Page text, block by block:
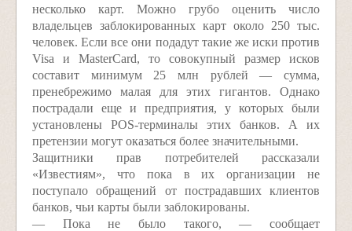
несколько карт. Можно грубо оценить число
владельцев заблокированных карт около 250 тыс.
человек. Если все они подадут такие же иски против
Visa и MasterCard, то совокупный размер исков
составит минимум 25 млн рублей — сумма,
пренебрежимо малая для этих гигантов. Однако
пострадали еще и предприятия, у которых были
установлены POS-терминалы этих банков. А их
претензии могут оказаться более значительными.
Защитники прав потребителей рассказали
«Известиям», что пока в их организации не
поступало обращений от пострадавших клиентов
банков, чьи карты были заблокированы.
— Пока не было такого, — сообщает